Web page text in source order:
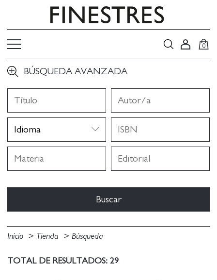
0
BÚSQUEDA AVANZADA
Inicio Tienda Búsqueda
TOTAL DE RESULTADOS: 29